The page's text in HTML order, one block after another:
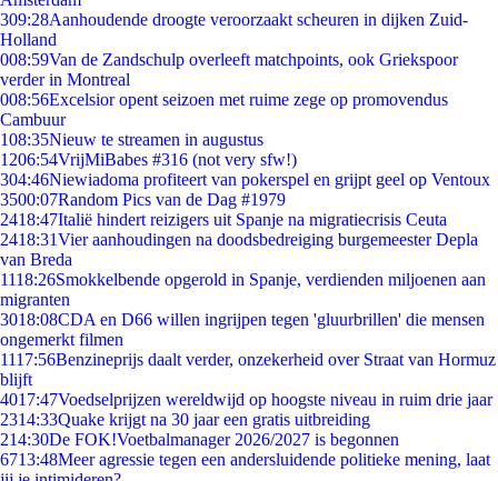
309:28Aanhoudende droogte veroorzaakt scheuren in dijken Zuid-
Holland
008:59Van de Zandschulp overleeft matchpoints, ook Griekspoor
verder in Montreal
008:56Excelsior opent seizoen met ruime zege op promovendus
Cambuur
108:35Nieuw te streamen in augustus
1206:54VrijMiBabes #316 (not very sfw!)
304:46Niewiadoma profiteert van pokerspel en grijpt geel op Ventoux
3500:07Random Pics van de Dag #1979
2418:47Italië hindert reizigers uit Spanje na migratiecrisis Ceuta
2418:31Vier aanhoudingen na doodsbedreiging burgemeester Depla
van Breda
1118:26Smokkelbende opgerold in Spanje, verdienden miljoenen aan
migranten
3018:08CDA en D66 willen ingrijpen tegen 'gluurbrillen' die mensen
ongemerkt filmen
1117:56Benzineprijs daalt verder, onzekerheid over Straat van Hormuz
blijft
4017:47Voedselprijzen wereldwijd op hoogste niveau in ruim drie jaar
2314:33Quake krijgt na 30 jaar een gratis uitbreiding
214:30De FOK!Voetbalmanager 2026/2027 is begonnen
6713:48Meer agressie tegen een andersluidende politieke mening, laat